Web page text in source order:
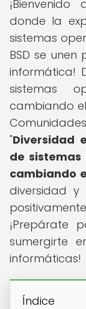
¡Bienvenido
donde la
sistemas
BSD se
informática!
sistemas
cambiando
"Diversidad
de
cambiando
diversidad y
¡Prepárate
sumergirte
informáticas!
Índice